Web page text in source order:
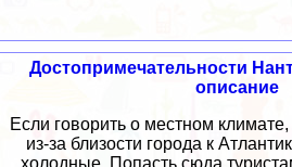
Достопримечательности
описание
Если говорить о местном
из-за близости города к
холодные. Попасть сюда